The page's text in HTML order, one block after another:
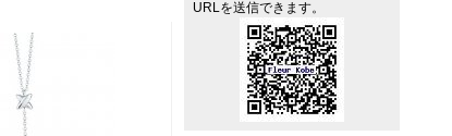
URLを送信できます。